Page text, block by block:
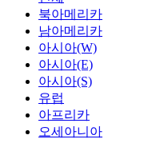
북아메리카
남아메리카
아시아(W)
아시아(E)
아시아(S)
유럽
아프리카
오세아니아